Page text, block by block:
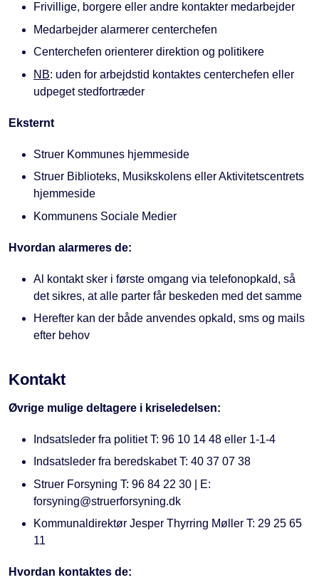
Frivillige, borgere eller andre kontakter medarbejder
Medarbejder alarmerer centerchefen
Centerchefen orienterer direktion og politikere
NB: uden for arbejdstid kontaktes centerchefen eller
udpeget stedfortræder
Eksternt
Struer Kommunes hjemmeside
Struer Biblioteks, Musikskolens eller Aktivitetscentrets
hjemmeside
Kommunens Sociale Medier
Hvordan alarmeres de:
Al kontakt sker i første omgang via telefonopkald, så
det sikres, at alle parter får beskeden med det samme
Herefter kan der både anvendes opkald, sms og mails
efter behov
Kontakt
Øvrige mulige deltagere i kriseledelsen:
Indsatsleder fra politiet T: 96 10 14 48 eller 1-1-4
Indsatsleder fra beredskabet T: 40 37 07 38
Struer Forsyning T: 96 84 22 30 | E:
forsyning@struerforsyning.dk
Kommunaldirektør Jesper Thyrring Møller T: 29 25 65
11
Hvordan kontaktes de: